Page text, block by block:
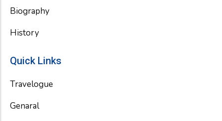
Biography
History
Quick Links
Travelogue
Genaral